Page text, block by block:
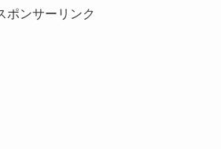
ポンサーリンク